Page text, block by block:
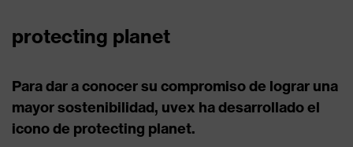
protecting planet
Para dar a conocer su compromiso de lograr una
mayor sostenibilidad, uvex ha desarrollado el
icono de protecting planet.